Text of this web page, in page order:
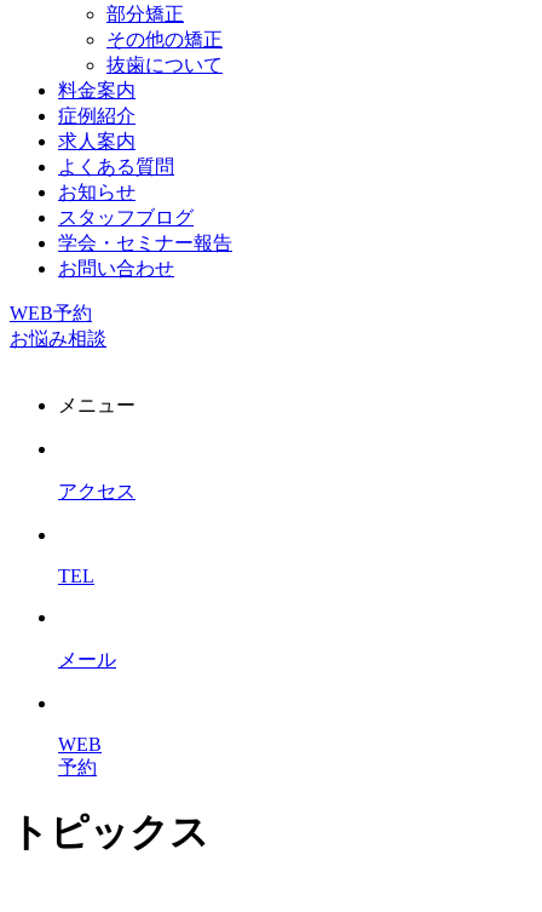
部分矯正
その他の矯正
抜歯について
料金案内
症例紹介
求人案内
よくある質問
お知らせ
スタッフブログ
学会・セミナー報告
お問い合わせ
WEB予約
お悩み相談
メニュー
アクセス
TEL
メール
WEB
予約
トピックス